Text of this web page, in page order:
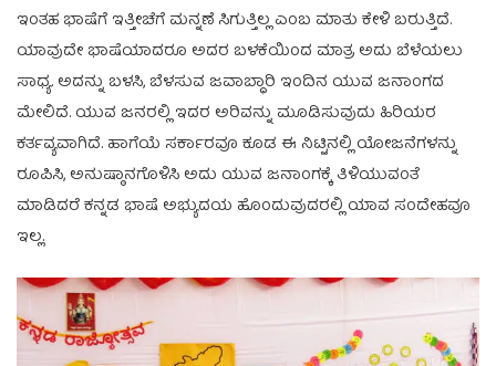
ಇಂತಹ ಭಾಷೆಗೆ ಇತ್ತೀಚೆಗೆ ಮನ್ನಣೆ ಸಿಗುತ್ತಿಲ್ಲ ಎಂಬ ಮಾತು ಕೇಳಿ ಬರುತ್ತಿದೆ.
ಯಾವುದೇ ಭಾಷೆಯಾದರೂ ಅದರ ಬಳಕೆಯಿಂದ ಮಾತ್ರ ಅದು ಬೆಳೆಯಲು
ಸಾಧ್ಯ. ಅದನ್ನು ಬಳಸಿ, ಬೆಳಸುವ ಜವಾಬ್ಧಾರಿ ಇಂದಿನ ಯುವ ಜನಾಂಗದ
ಮೇಲಿದೆ. ಯುವ ಜನರಲ್ಲಿ ಇದರ ಅರಿವನ್ನು ಮೂಡಿಸುವುದು ಹಿರಿಯರ
ಕರ್ತವ್ಯವಾಗಿದೆ. ಹಾಗೆಯೆ ಸರ್ಕಾರವೂ ಕೂಡ ಈ ನಿಟ್ಟಿನಲ್ಲಿ ಯೋಜನೆಗಳನ್ನು
ರೂಪಿಸಿ, ಅನುಷ್ಠಾನಗೊಳಿಸಿ ಅದು ಯುವ ಜನಾಂಗಕ್ಕೆ ತಿಳಿಯುವಂತೆ
ಮಾಡಿದರೆ ಕನ್ನಡ ಭಾಷೆ ಅಭ್ಯುದಯ ಹೊಂದುವುದರಲ್ಲಿ ಯಾವ ಸಂದೇಹವೂ
ಇಲ್ಲ.